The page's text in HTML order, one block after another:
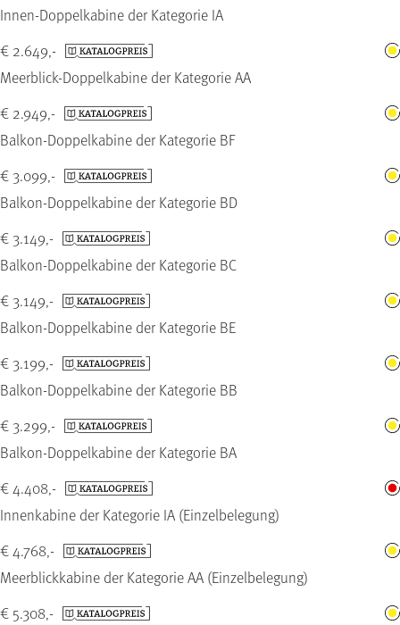
Innen-Doppelkabine der Kategorie IA
Meerblick-Doppelkabine der Kategorie AA
€ 2.649,-
Balkon-Doppelkabine der Kategorie BF
€ 2.949,-
Balkon-Doppelkabine der Kategorie BD
€ 3.099,-
Balkon-Doppelkabine der Kategorie BC
€ 3.149,-
Balkon-Doppelkabine der Kategorie BE
€ 3.149,-
Balkon-Doppelkabine der Kategorie BB
€ 3.199,-
Balkon-Doppelkabine der Kategorie BA
€ 3.299,-
Innenkabine der Kategorie IA (Einzelbelegung)
€ 4.408,-
Meerblickkabine der Kategorie AA (Einzelbelegung)
€ 4.768,-
€ 5.308,-